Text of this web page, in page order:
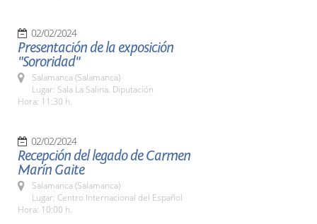
02/02/2024
Presentación de la exposición
"Sororidad"
Salamanca (Salamanca)
Lugar: Sala La Salina. Diputación
Hora: 11:30 h.
02/02/2024
Recepción del legado de Carmen
Marín Gaite
Salamanca (Salamanca)
Lugar: Centro Internacional del Español
Hora: 10:00 h.